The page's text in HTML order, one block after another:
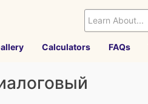
Calculators FAQs